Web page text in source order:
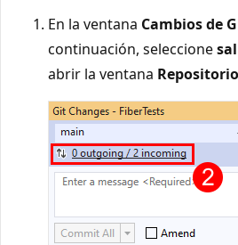
En la ventana Cambios de
continuación, seleccione
abrir la ventana